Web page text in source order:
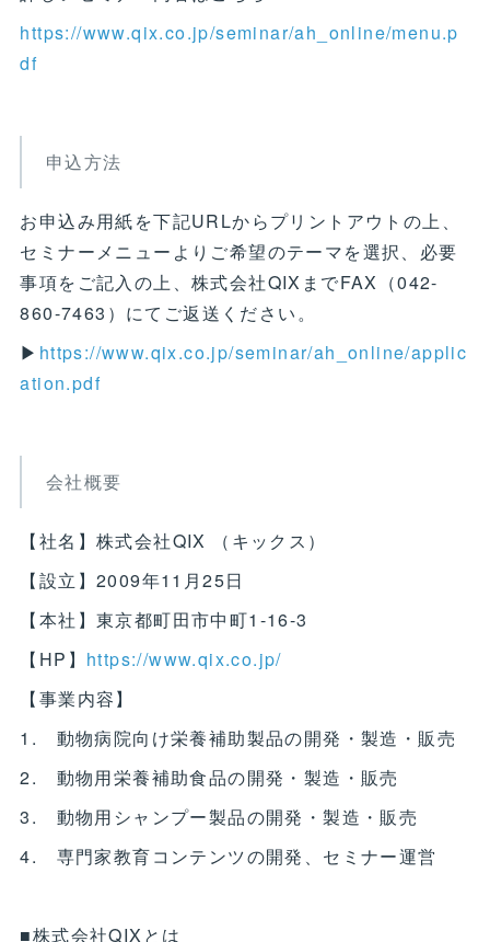
https://www.qix.co.jp/seminar/ah_online/menu.p
df
申込方法
お申込み用紙を下記URLからプリントアウトの上、
セミナーメニューよりご希望のテーマを選択、必要
事項をご記入の上、株式会社QIXまでFAX（042-
860-7463）にてご返送ください。
▶ https://www.qix.co.jp/seminar/ah_online/applic
ation.pdf
会社概要
【社名】株式会社QIX （キックス）
【設立】2009年11月25日
【本社】東京都町田市中町1-16-3
【HP】 https://www.qix.co.jp/
【事業内容】
1. 動物病院向け栄養補助製品の開発・製造・販売
2. 動物用栄養補助食品の開発・製造・販売
3. 動物用シャンプー製品の開発・製造・販売
4. 専門家教育コンテンツの開発、セミナー運営
■株式会社QIXとは